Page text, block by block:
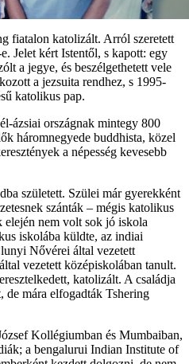
fiatalon katolizált. Arról szeretett
Jelet kért Istentől, s kapott: egy
a jegye, és beszélgethetett vele
a jezsuita rendhez, s 1995-
katolikus pap.
ázsiai országnak mintegy 800
háromnegyede buddhista, közel
a népesség kevesebb
született. Szülei már gyerekként
szánták – mégis katolikus
elején nem volt sok jó iskola
iskolába küldte, az indiai
Nővérei által vezetett
vezetett középiskolában tanult.
katolizált. A családja
de mára elfogadták Tshering
Kollégiumban és Mumbaiban,
a bengalurui Indian Institute of